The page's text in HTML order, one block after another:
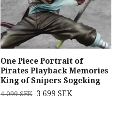
One Piece Portrait of
Pirates Playback Memories
King of Snipers Sogeking
4 099 SEK 3 699 SEK